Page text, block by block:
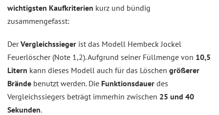
wichtigsten Kaufkriterien kurz und bündig
zusammengefasst:
DerVergleichssieger ist das Modell Hembeck Jockel
Feuerlöscher (Note 1,2). Aufgrund seiner Füllmenge von 10,5
Litern kann dieses Modell auch für das Löschen größerer
Brände benutzt werden. Die Funktionsdauer des
Vergleichssiegers beträgt immerhin zwischen 25 und 40
Sekunden.